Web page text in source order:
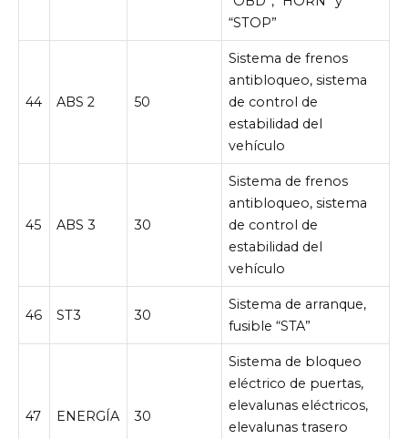
“STOP”
44 ABS 2 50
Sistema de frenos
antibloqueo, sistema
de control de
estabilidad del
vehículo
45 ABS 3 30
Sistema de frenos
antibloqueo, sistema
de control de
estabilidad del
vehículo
46 ST3 30
Sistema de arranque,
fusible “STA”
47 ENERGÍA 30
Sistema de bloqueo
eléctrico de puertas,
elevalunas eléctricos,
elevalunas trasero